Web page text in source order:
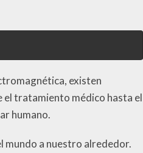
existen
el tratamiento médico hasta el
humano.
mundo a nuestro alrededor.